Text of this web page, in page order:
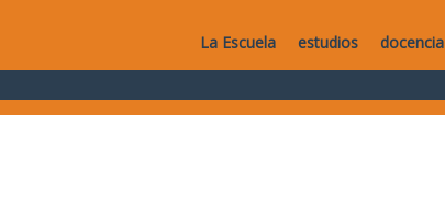
La Escuela estudios docencia